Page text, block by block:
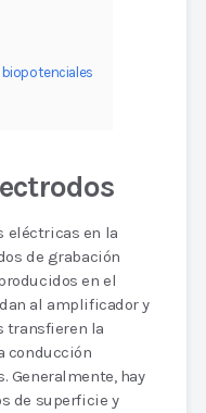
eléctricas en la
de grabación
en el
al amplificador y
transfieren la
conducción
Generalmente, hay
de superficie y